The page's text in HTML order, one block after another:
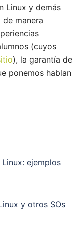
Linux y demás
manera
(cuyos
), la garantía de
ponemos hablan
ejemplos
y otros SOs